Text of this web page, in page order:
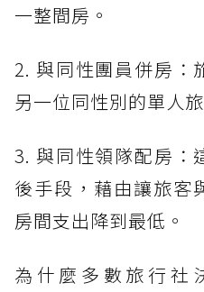
一整間房。
2. 與同性團員併房：
另一位同性別的單人
3. 與同性領隊配房：
後手段，藉由讓旅客
房間支出降到最低。
為什麼多數旅行社